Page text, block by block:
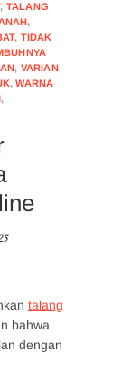
, TALANG
,
, TIDAK
, VARIAN
,WARNA
,
talang
bahwa
dengan